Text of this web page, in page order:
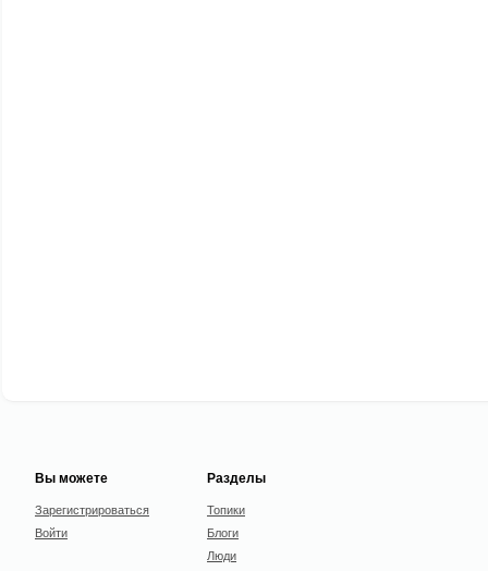
Вы можете
Зарегистрироваться
Войти
Разделы
Топики
Блоги
Люди